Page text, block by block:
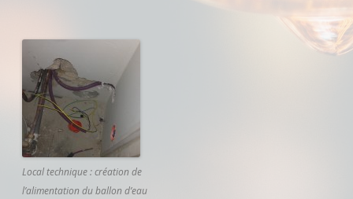
Local technique : création de
l’alimentation du ballon d’eau